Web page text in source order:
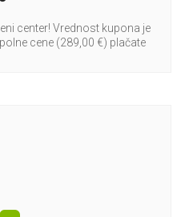
center! Vrednost kupona je
cene (289,00 €) plačate